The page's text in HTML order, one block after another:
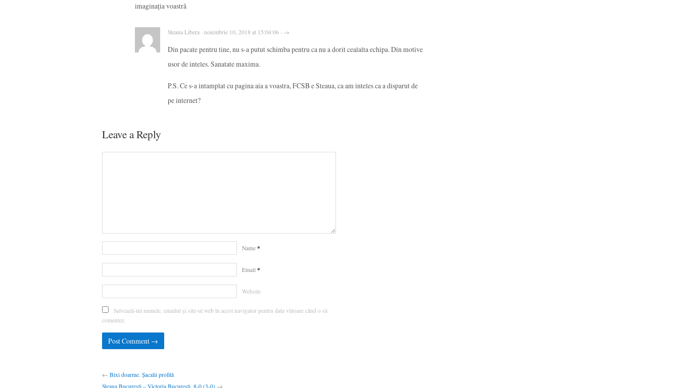
imaginația voastră
Steaua Libera · noiembrie 10, 2018 at 15:04:06 · →
Din pacate pentru tine, nu s-a putut schimba pentru ca nu a dorit cealalta echipa. Din motive
usor de inteles. Sanatate maxima.
P.S. Ce s-a intamplat cu pagina aia a voastra, FCSB e Steaua, ca am inteles ca a disparut de
pe internet?
Leave a Reply
Name *
Email *
Website
Salvează-mi numele, emailul și site-ul web în acest navigator pentru data viitoare când o să
comentez.
← Bixi doarme. Șacalii profită
Steaua București – Victoria București, 8-0 (3-0) →